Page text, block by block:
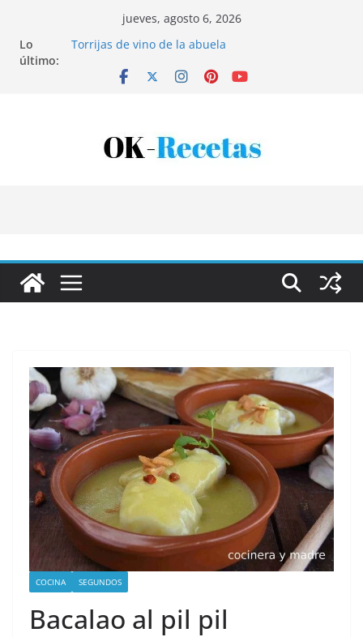
contenido
jueves, agosto 6, 2026
Lo
último:
Torrijas de vino de la abuela
Bandeja de pescaíto frito
COCINA SEGUNDOS
Bacalao al pil pil